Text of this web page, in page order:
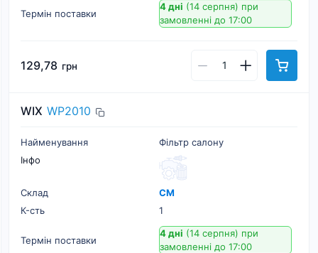
Термін поставки
4 дні (14 серпня) при
замовленні до 17:00
129,78 грн
WIX WP2010
Найменування
Фільтр салону
Інфо
Склад
СМ
К-cть
1
Термін поставки
4 дні (14 серпня) при
замовленні до 17:00